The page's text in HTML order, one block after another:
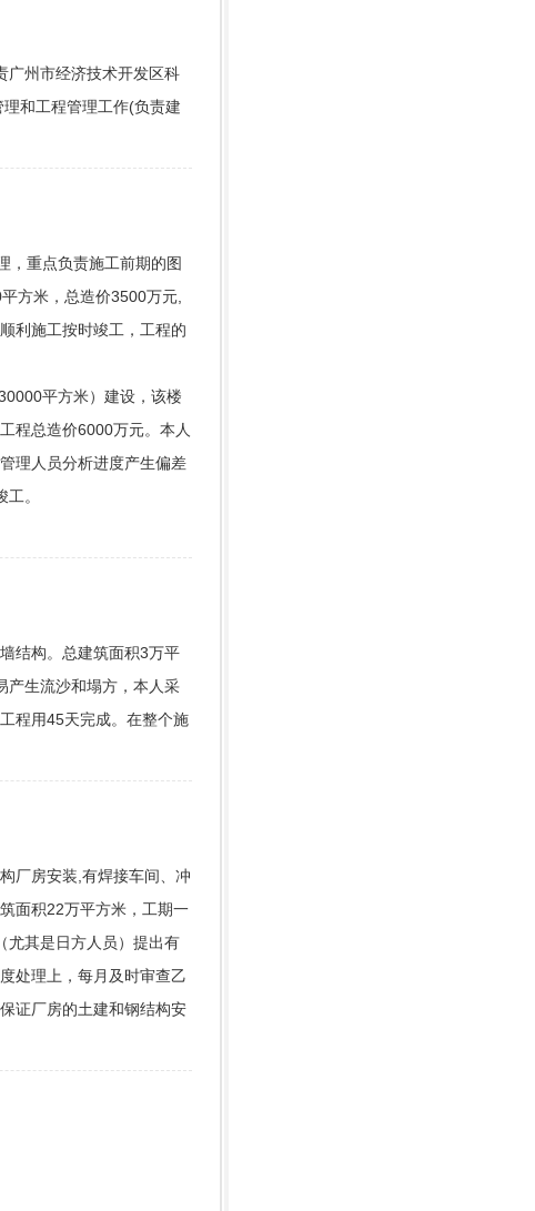
广州市经济技术开发区科
和工程管理工作(负责建
，重点负责施工前期的图
方米，总造价3500万元,
利施工按时竣工，工程的
平方米）建设，该楼
程总造价6000万元。本人
理人员分析进度产生偏差
。
结构。总建筑面积3万平
产生流沙和塌方，本人采
程用45天完成。在整个施
厂房安装,有焊接车间、冲
面积22万平方米，工期一
尤其是日方人员）提出有
处理上，每月及时审查乙
证厂房的土建和钢结构安